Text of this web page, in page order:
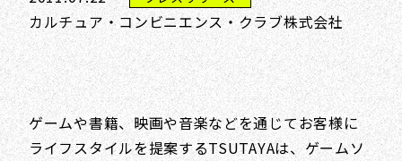
カルチュア・コンビニエンス・クラブ株式会社
ゲームや書籍、映画や音楽などを通じてお客様に
ライフスタイルを提案するTSUTAYAは、ゲームソ